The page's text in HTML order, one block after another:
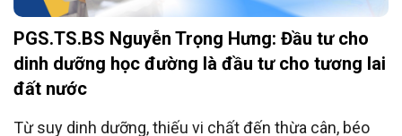
PGS.TS.BS Nguyễn Trọng Hưng: Đầu tư cho
dinh dưỡng học đường là đầu tư cho tương lai
đất nước
Từ suy dinh dưỡng, thiếu vi chất đến thừa cân, béo